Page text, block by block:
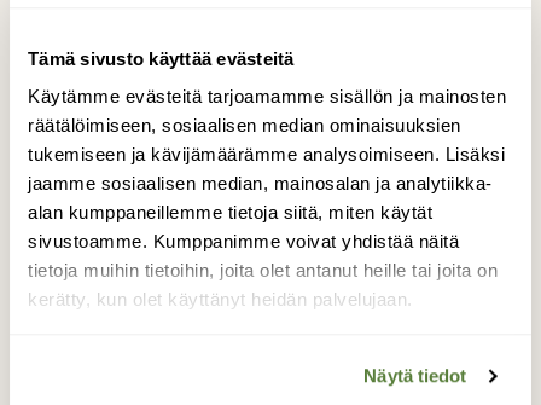
Tämä sivusto käyttää evästeitä
Käytämme evästeitä tarjoamamme sisällön ja mainosten
räätälöimiseen, sosiaalisen median ominaisuuksien
tukemiseen ja kävijämäärämme analysoimiseen. Lisäksi
jaamme sosiaalisen median, mainosalan ja analytiikka-
alan kumppaneillemme tietoja siitä, miten käytät
sivustoamme. Kumppanimme voivat yhdistää näitä
tietoja muihin tietoihin, joita olet antanut heille tai joita on
kerätty, kun olet käyttänyt heidän palvelujaan.
Näytä tiedot
Hilla kukkii
Suon reunassa oli jo muutamia hinnankukkia.
24.5.2026
Valokuvaaja: Irja Lehtinen, Tampere 24.5.2026